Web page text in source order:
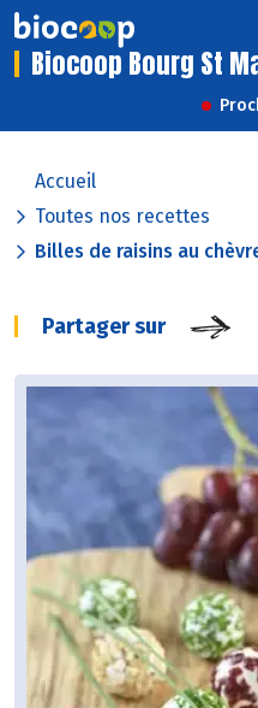
Biocoop Bourg St
Accueil
Toutes nos recettes
Billes de raisins au
Partager sur